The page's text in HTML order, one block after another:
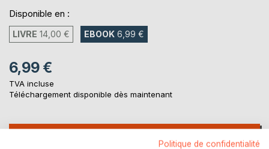
Disponible en :
LIVRE 14,00 € EBOOK 6,99 €
6,99 €
TVA incluse
Téléchargement disponible dès maintenant
Politique de confidentialité